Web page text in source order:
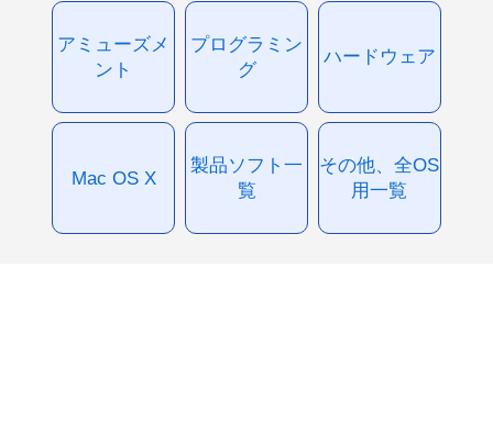
アミューズメ
ント
プログラミン
グ
ハードウェア
Mac OS X
製品ソフト一
覧
その他、全OS
用一覧